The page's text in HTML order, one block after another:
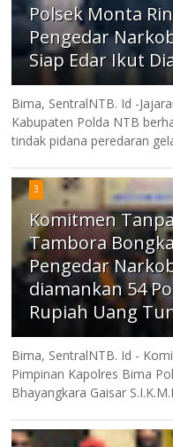
Polsek Monta
Pengedar
Siap Edar Ikut
Bima, SentralNTB. Id -
Kabupaten Polda NTB
tindak pidana peredaran
3
Komitmen
Tambora
Pengedar
diamankan 54
Rupiah Uang
Bima, SentralNTB. Id -
Pimpinan Kapolres Bima
Bhayangkara Gaisar